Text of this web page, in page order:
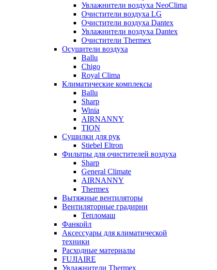
Увлажнители воздуха NeoClima
Очистители воздуха LG
Очистители воздуха Dantex
Увлажнители воздуха Dantex
Очистители Thermex
Осушители воздуха
Ballu
Chigo
Royal Clima
Климатические комплексы
Ballu
Sharp
Winia
AIRNANNY
TION
Сушилки для рук
Stiebel Eltron
Фильтры для очистителей воздуха
Sharp
General Climate
AIRNANNY
Thermex
Вытяжные вентиляторы
Вентиляторные градирни
Тепломаш
Фанкойл
Аксессуары для климатической
техники
Расходные материалы
FUJIAIRE
Увлажнители Thermex